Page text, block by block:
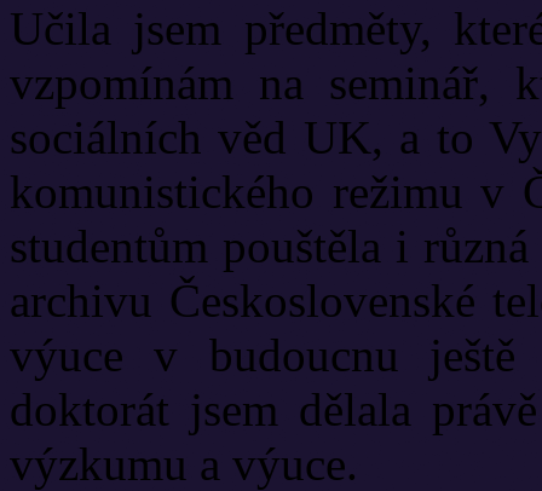
Učila jsem předměty,
vzpomínám na seminář,
sociálních věd UK, a to
komunistického režimu v
studentům pouštěla i
archivu Československé
výuce v budoucnu
doktorát jsem dělala
výzkumu a výuce.